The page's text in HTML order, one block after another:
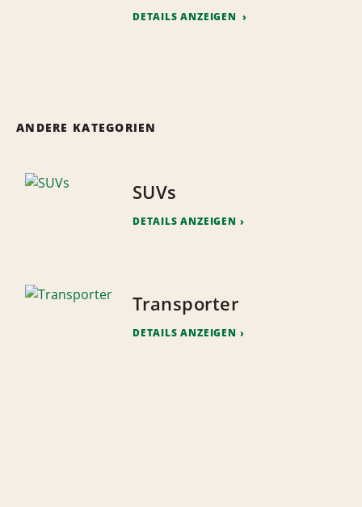
DETAILS ANZEIGEN
ANDERE KATEGORIEN
SUVs
DETAILS ANZEIGEN
Transporter
DETAILS ANZEIGEN